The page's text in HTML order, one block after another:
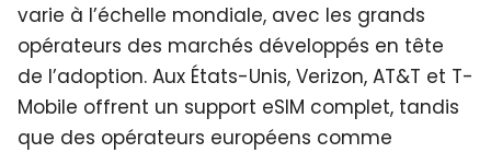
varie à l’échelle mondiale, avec les grands
opérateurs des marchés développés en tête
de l’adoption. Aux États-Unis, Verizon, AT&T et T-
Mobile offrent un support eSIM complet, tandis
que des opérateurs européens comme